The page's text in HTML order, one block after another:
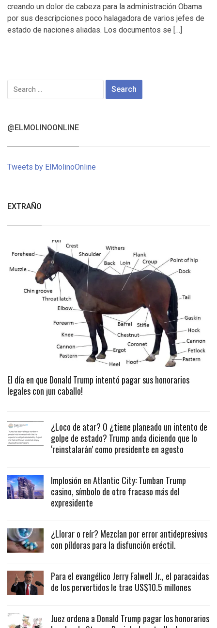
creando un dolor de cabeza para la administración Obama
por sus descripciones poco halagadora de varios jefes de
estado de naciones aliadas. Los documentos se […]
Search
for:
@ELMOLINOONLINE
Tweets by ElMolinoOnline
EXTRAÑO
El día en que Donald Trump intentó pagar sus honorarios
legales con ¡un caballo!
¿Loco de atar? O ¿tiene planeado un intento de
golpe de estado? Trump anda diciendo que lo
‘reinstalarán’ como presidente en agosto
Implosión en Atlantic City: Tumban Trump
casino, símbolo de otro fracaso más del
expresidente
¿Llorar o reír? Mezclan por error antidepresivos
con píldoras para la disfunción eréctil.
Para el evangélico Jerry Falwell Jr., el paracaidas
de los pervertidos le trae US$10.5 millones
Juez ordena a Donald Trump pagar los honorarios